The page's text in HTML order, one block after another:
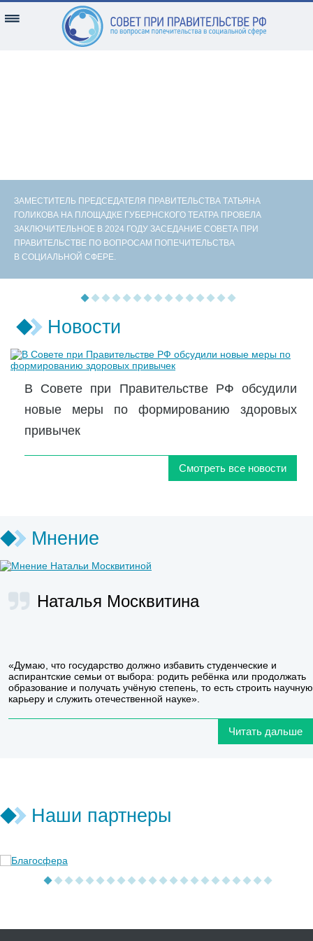
ЗАМЕСТИТЕЛЬ ПРЕДСЕДАТЕЛЯ ПРАВИТЕЛЬСТВА ТАТЬЯНА
ГОЛИКОВА НА ПЛОЩАДКЕ ГУБЕРНСКОГО ТЕАТРА ПРОВЕЛА
ЗАКЛЮЧИТЕЛЬНОЕ В 2024 ГОДУ ЗАСЕДАНИЕ СОВЕТА ПРИ
ПРАВИТЕЛЬСТВЕ ПО ВОПРОСАМ ПОПЕЧИТЕЛЬСТВА
В СОЦИАЛЬНОЙ СФЕРЕ.
Новости
В Совете при Правительстве РФ обсудили
новые меры по формированию здоровых
привычек
Смотреть все новости
Мнение
Наталья Москвитина
«Думаю, что государство должно избавить студенческие и
аспирантские семьи от выбора: родить ребёнка или продолжать
образование и получать учёную степень, то есть строить научную
карьеру и служить отечественной науке».
Читать дальше
Наши партнеры